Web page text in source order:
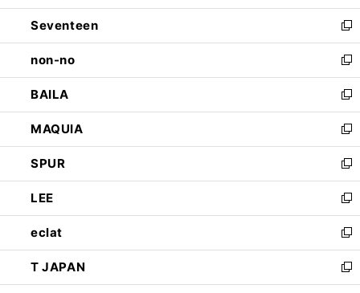
開
く
ウ
で
開
く
ン
ド
ウ
で
開
く
Seventeen
新
し
い
ウ
ィ
ン
ド
ウ
で
開
く
non-no
新
し
い
ウ
ィ
ン
ド
ウ
で
開
く
BAILA
新
し
い
ウ
ィ
ン
ド
ウ
で
開
く
MAQUIA
新
し
い
ウ
ィ
ン
ド
ウ
で
開
SPUR
新
し
い
ウ
ィ
ン
ド
ウ
LEE
新
し
い
ウ
ィ
ン
eclat
新
し
い
ウ
T JAPAN
新
し